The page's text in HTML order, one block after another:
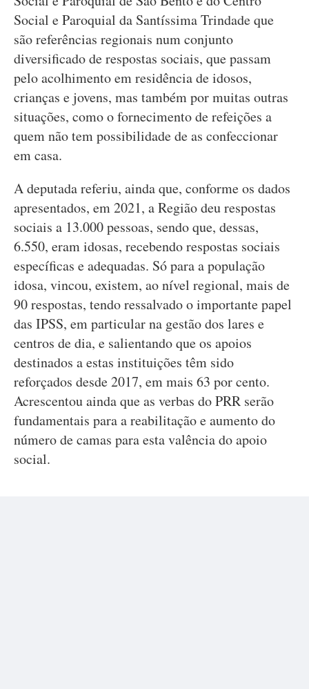
Social e Paroquial da Santíssima Trindade que
são referências regionais num conjunto
diversificado de respostas sociais, que passam
pelo acolhimento em residência de idosos,
crianças e jovens, mas também por muitas outras
situações, como o fornecimento de refeições a
quem não tem possibilidade de as confeccionar
em casa.
A deputada referiu, ainda que, conforme os dados
apresentados, em 2021, a Região deu respostas
sociais a 13.000 pessoas, sendo que, dessas,
6.550, eram idosas, recebendo respostas sociais
específicas e adequadas. Só para a população
idosa, vincou, existem, ao nível regional, mais de
90 respostas, tendo ressalvado o importante papel
das IPSS, em particular na gestão dos lares e
centros de dia, e salientando que os apoios
destinados a estas instituições têm sido
reforçados desde 2017, em mais 63 por cento.
Acrescentou ainda que as verbas do PRR serão
fundamentais para a reabilitação e aumento do
número de camas para esta valência do apoio
social.